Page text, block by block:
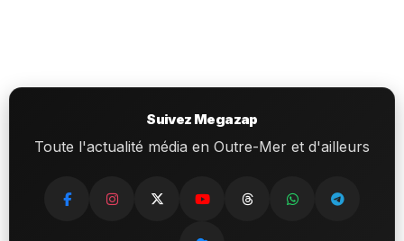
Suivez Megazap
Toute l'actualité média en Outre-Mer et d'ailleurs